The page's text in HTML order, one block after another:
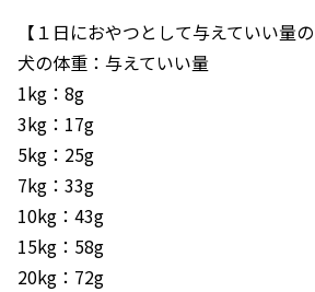
【１日におやつとして与えていい量の
犬の体重：与えていい量
1kg：8g
3kg：17g
5kg：25g
7kg：33g
10kg：43g
15kg：58g
20kg：72g